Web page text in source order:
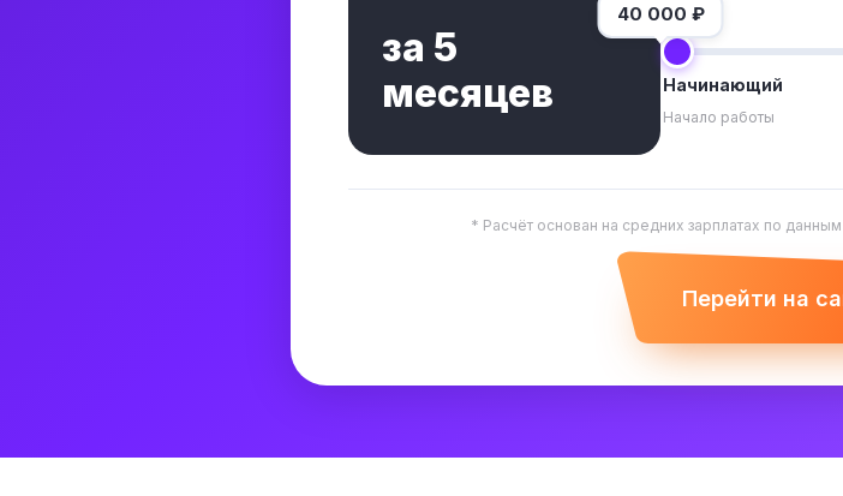
за 5
месяцев
40 000 ₽
Начинающий
Начало работы
* Расчёт основан на средних зарплатах по
Перейти на